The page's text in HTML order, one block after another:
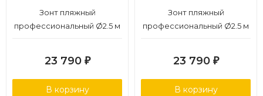
Зонт пляжный
профессиональный Ø2.5 м
23 790 ₽
В корзину
Зонт пляжный
профессиональный Ø2.5 м
23 790 ₽
В корзину